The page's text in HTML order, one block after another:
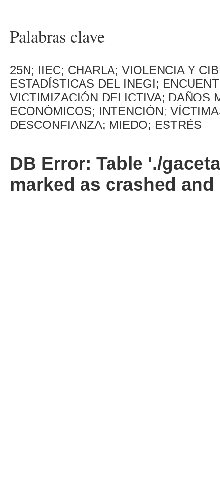
Palabras clave
25N; IIEC; CHARLA; VIOLENCIA Y
ESTADÍSTICAS DEL INEGI;
VICTIMIZACIÓN DELICTIVA; DAÑOS
ECONÓMICOS; INTENCIÓN;
DESCONFIANZA; MIEDO; ESTRÉS
DB Error: Table './
marked as crashed